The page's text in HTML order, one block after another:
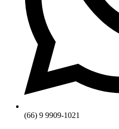
(66) 9 9909-1021